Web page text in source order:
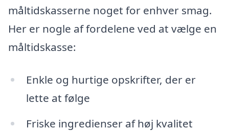
måltidskasserne noget for enhver smag.
Her er nogle af fordelene ved at vælge en
måltidskasse:
Enkle og hurtige opskrifter, der er
lette at følge
Friske ingredienser af høj kvalitet